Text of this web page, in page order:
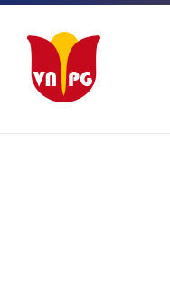
Ga
inhoud
Ga
hoofdnavigatie
Ga
footer